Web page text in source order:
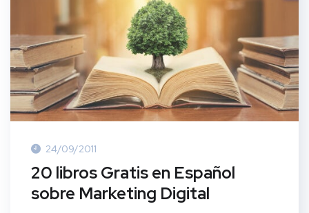
24/09/2011
20 libros Gratis en Español
sobre Marketing Digital